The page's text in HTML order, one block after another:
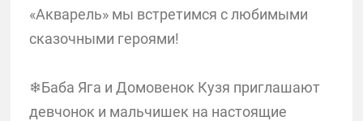
«Акварель» мы встретимся с любимыми
сказочными героями!
❄Баба Яга и Домовенок Кузя приглашают
девчонок и мальчишек на настоящие